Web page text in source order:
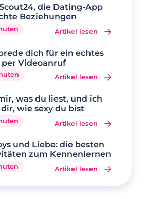
die Dating-App
Beziehungen
Artikel lesen
dich für ein echtes
per Videoanruf
Artikel lesen
was du liest, und ich
dir, wie sexy du bist
Artikel lesen
und Liebe: die besten
zum Kennenlernen
Artikel lesen